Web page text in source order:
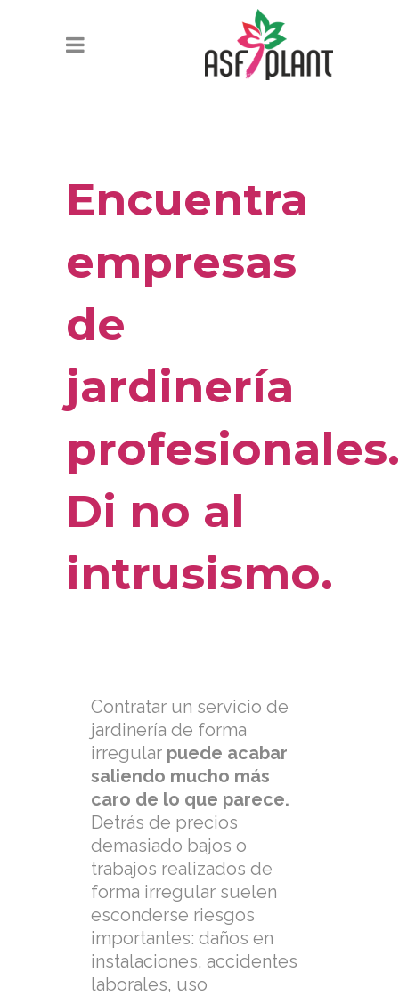
Encuentra
empresas
de
jardinería
profesionales.
Di no al
intrusismo.
Contratar un servicio de
jardinería de forma
irregular puede acabar
saliendo mucho más
caro de lo que parece.
Detrás de precios
demasiado bajos o
trabajos realizados de
forma irregular suelen
esconderse riesgos
importantes: daños en
instalaciones, accidentes
laborales, uso